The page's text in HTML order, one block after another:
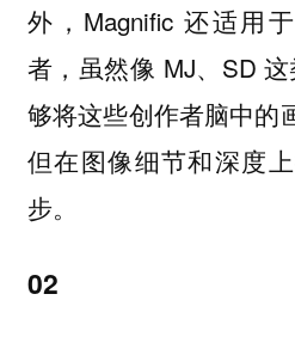
外，Magnific 还适用
者，虽然像 MJ、SD
够将这些创作者脑中的
但在图像细节和深度
步。
02